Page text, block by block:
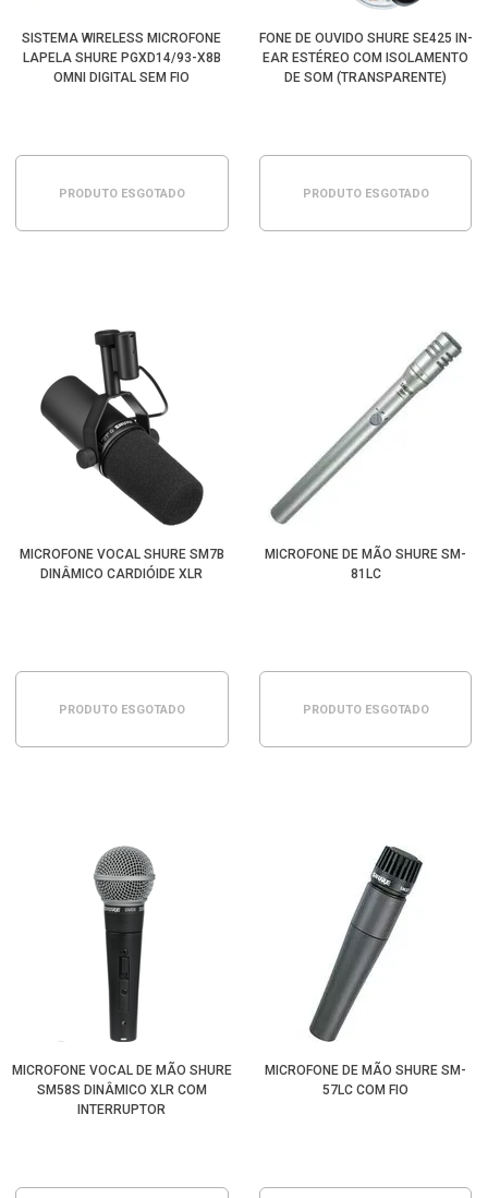
SISTEMA WIRELESS MICROFONE
LAPELA SHURE PGXD14/93-X8B
OMNI DIGITAL SEM FIO
PRODUTO ESGOTADO
FONE DE OUVIDO SHURE SE425 IN-
EAR ESTÉREO COM ISOLAMENTO
DE SOM (TRANSPARENTE)
PRODUTO ESGOTADO
MICROFONE VOCAL SHURE SM7B
DINÂMICO CARDIÓIDE XLR
PRODUTO ESGOTADO
MICROFONE DE MÃO SHURE SM-
81LC
PRODUTO ESGOTADO
MICROFONE VOCAL DE MÃO SHURE
SM58S DINÂMICO XLR COM
INTERRUPTOR
MICROFONE DE MÃO SHURE SM-
57LC COM FIO